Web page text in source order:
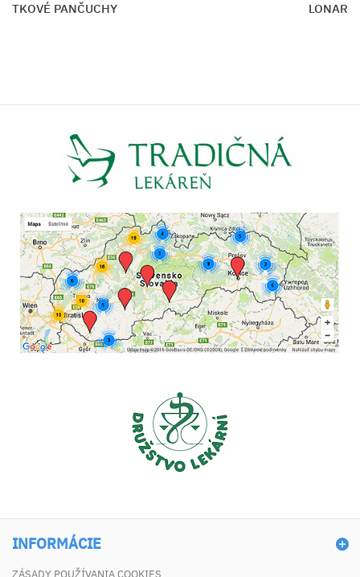
COTTON LÝTKOVÉ PANČUCHY
INFORMÁCIE
ZÁSADY POUŽÍVANIA COOKIES